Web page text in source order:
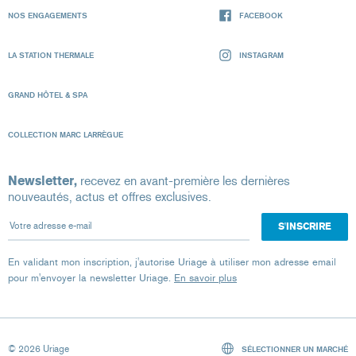
NOS ENGAGEMENTS
LA STATION THERMALE
GRAND HÔTEL & SPA
COLLECTION MARC LARRÈGUE
FACEBOOK
INSTAGRAM
Newsletter, recevez en avant-première les dernières
nouveautés, actus et offres exclusives.
Votre adresse e-mail
En validant mon inscription, j'autorise Uriage à utiliser mon adresse email
pour m'envoyer la newsletter Uriage. En savoir plus
© 2026 Uriage SÉLECTIONNER UN MARCHÉ